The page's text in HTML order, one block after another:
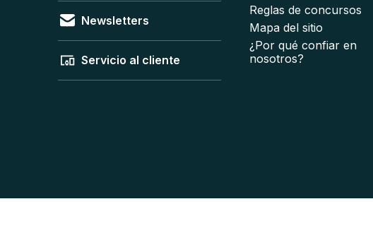
Newsletters
Servicio al cliente
Reglas de concursos
Mapa del sitio
¿Por qué confiar en
nosotros?